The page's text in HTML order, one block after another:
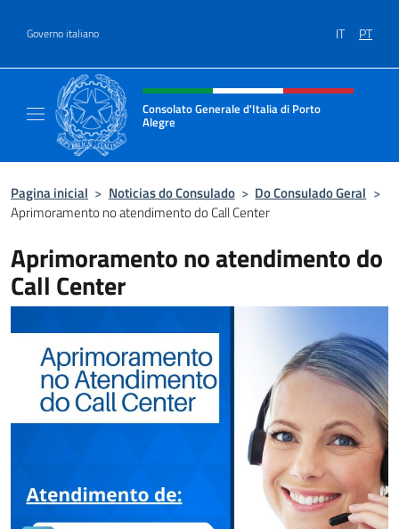
Governo italiano IT PT
Site, social e cabeçalho do menu
Consolato Generale d'Italia di Porto
Alegre
Pagina inicial > Noticias do Consulado > Do Consulado Geral >
Aprimoramento no atendimento do Call Center
Aprimoramento no atendimento do
Call Center